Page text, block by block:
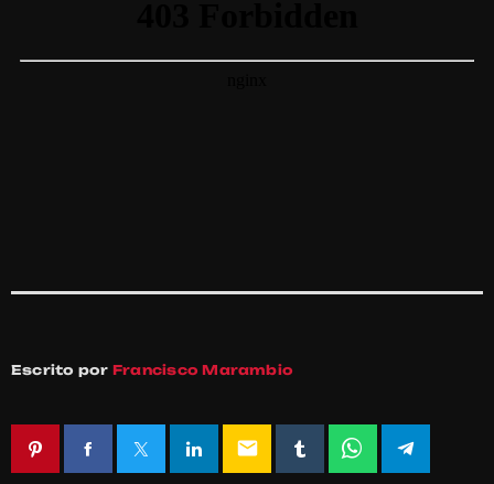
Escrito por Francisco Marambio
email